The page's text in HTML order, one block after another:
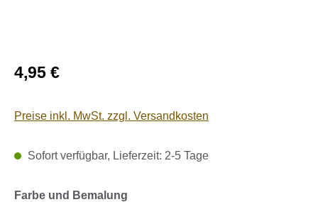
Regulärer Preis:
4,95 €
Preise inkl. MwSt. zzgl. Versandkosten
Sofort verfügbar, Lieferzeit: 2-5 Tage
Farbe und Bemalung